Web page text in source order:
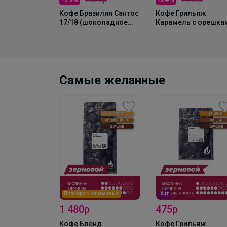
Кофе Бразилия Сантос
17/18 (шоколадное
Кофе Грильяж
Карамель с
Самые желанные
Попкорн с карамелью
1 480р
Кофе Бленд
Хит
475р
Кофе Грильяж